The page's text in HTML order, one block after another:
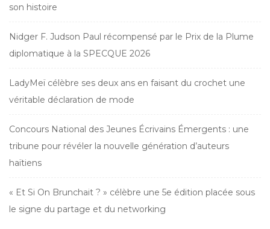
son histoire
Nidger F. Judson Paul récompensé par le Prix de la Plume
diplomatique à la SPECQUE 2026
LadyMeï célèbre ses deux ans en faisant du crochet une
véritable déclaration de mode
Concours National des Jeunes Écrivains Émergents : une
tribune pour révéler la nouvelle génération d’auteurs
haïtiens
« Et Si On Brunchait ? » célèbre une 5e édition placée sous
le signe du partage et du networking